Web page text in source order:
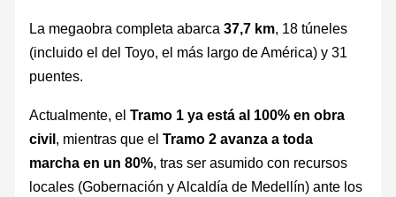
La megaobra completa abarca37,7 km, 18 túneles
(incluido el del Toyo, el más largo de América) y 31
puentes.
Actualmente, elTramo 1 ya está al 100% en obra
civil, mientras que elTramo 2 avanza a toda
marcha en un 80%, tras ser asumido con recursos
locales (Gobernación y Alcaldía de Medellín) ante los